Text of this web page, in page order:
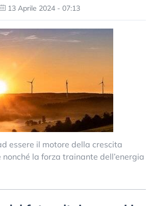
13 Aprile 2024 - 07:13
essere il motore della crescita
la forza trainante dell’energia